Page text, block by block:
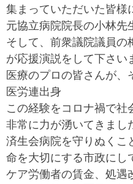
集まっていただいた皆様
元協立病院院長の小林先
そして、前衆議院議員の
が応援演説をして下さい
医療のプロの皆さんが、
医労連出身
この経験をコロナ禍で社
非常に力が湧いてきまし
済生会病院を守りぬくこ
命を大切にする市政にし
ケア労働者の賃金、処遇